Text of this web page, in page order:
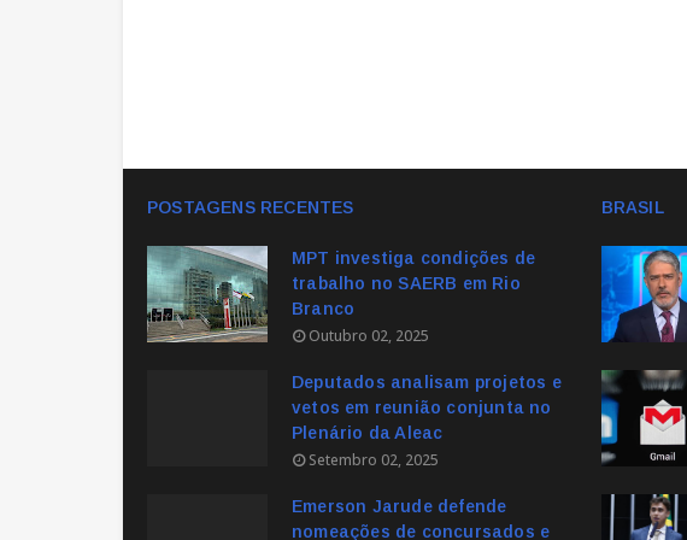
POSTAGENS RECENTES
MPT investiga condições de
trabalho no SAERB em Rio
Branco
Outubro 02, 2025
Deputados analisam projetos e
vetos em reunião conjunta no
Plenário da Aleac
Setembro 02, 2025
Emerson Jarude defende
nomeações de concursados e
BRASIL